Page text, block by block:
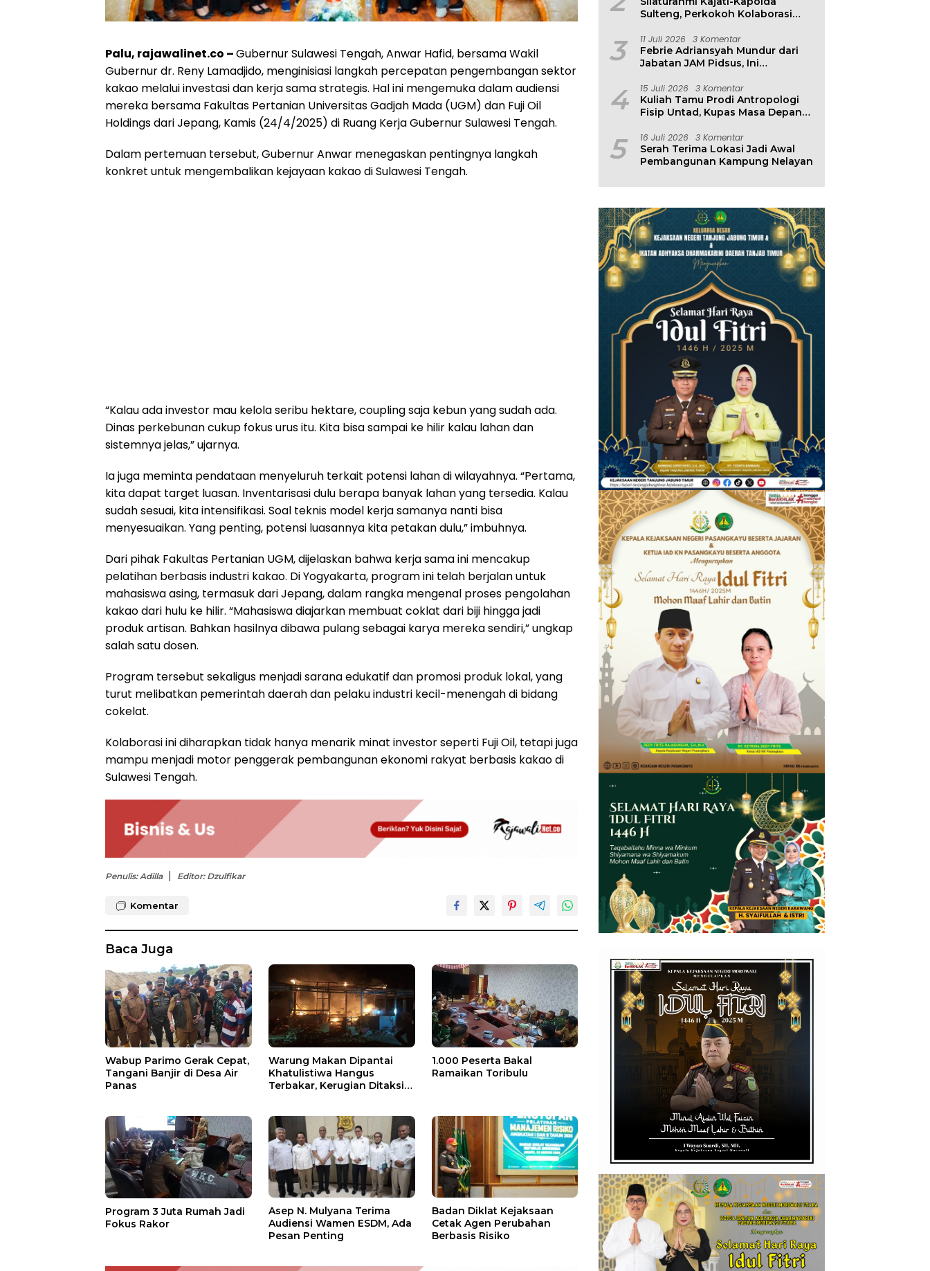
Palu, rajawalinet.co –Gubernur Sulawesi Tengah, Anwar Hafid, bersama Wakil
Gubernur dr. Reny Lamadjido, menginisiasi langkah percepatan pengembangan sektor
kakao melalui investasi dan kerja sama strategis. Hal ini mengemuka dalam audiensi
mereka bersama Fakultas Pertanian Universitas Gadjah Mada (UGM) dan Fuji Oil
Holdings dari Jepang, Kamis (24/4/2025) di Ruang Kerja Gubernur Sulawesi Tengah.
Dalam pertemuan tersebut, Gubernur Anwar menegaskan pentingnya langkah
konkret untuk mengembalikan kejayaan kakao di Sulawesi Tengah.
“Kalau ada investor mau kelola seribu hektare, coupling saja kebun yang sudah ada.
Dinas perkebunan cukup fokus urus itu. Kita bisa sampai ke hilir kalau lahan dan
sistemnya jelas,” ujarnya.
Ia juga meminta pendataan menyeluruh terkait potensi lahan di wilayahnya. “Pertama,
kita dapat target luasan. Inventarisasi dulu berapa banyak lahan yang tersedia. Kalau
sudah sesuai, kita intensifikasi. Soal teknis model kerja samanya nanti bisa
menyesuaikan. Yang penting, potensi luasannya kita petakan dulu,” imbuhnya.
Dari pihak Fakultas Pertanian UGM, dijelaskan bahwa kerja sama ini mencakup
pelatihan berbasis industri kakao. Di Yogyakarta, program ini telah berjalan untuk
mahasiswa asing, termasuk dari Jepang, dalam rangka mengenal proses pengolahan
kakao dari hulu ke hilir. “Mahasiswa diajarkan membuat coklat dari biji hingga jadi
produk artisan. Bahkan hasilnya dibawa pulang sebagai karya mereka sendiri,” ungkap
salah satu dosen.
Program tersebut sekaligus menjadi sarana edukatif dan promosi produk lokal, yang
turut melibatkan pemerintah daerah dan pelaku industri kecil-menengah di bidang
cokelat.
Kolaborasi ini diharapkan tidak hanya menarik minat investor seperti Fuji Oil, tetapi juga
mampu menjadi motor penggerak pembangunan ekonomi rakyat berbasis kakao di
Sulawesi Tengah.
Penulis: Adilla Editor: Dzulfikar
Komentar
Baca Juga
Wabup Parimo Gerak Cepat,
Tangani Banjir di Desa Air
Panas
Warung Makan Dipantai
Khatulistiwa Hangus
Terbakar, Kerugian Ditaksir
1.000 Peserta Bakal
Ramaikan Toribulu
Program 3 Juta Rumah Jadi
Fokus Rakor
Asep N. Mulyana Terima
Audiensi Wamen ESDM, Ada
Pesan Penting
Badan Diklat Kejaksaan
Cetak Agen Perubahan
Berbasis Risiko
Sulteng, Perkokoh Kolaborasi
3 11 Juli 2026 3 Komentar
Febrie Adriansyah Mundur dari
Jabatan JAM Pidsus, Ini
4 15 Juli 2026 3 Komentar
Kuliah Tamu Prodi Antropologi
Fisip Untad, Kupas Masa Depan
Lingkungan
5 16 Juli 2026 3 Komentar
Serah Terima Lokasi Jadi Awal
Pembangunan Kampung Nelayan